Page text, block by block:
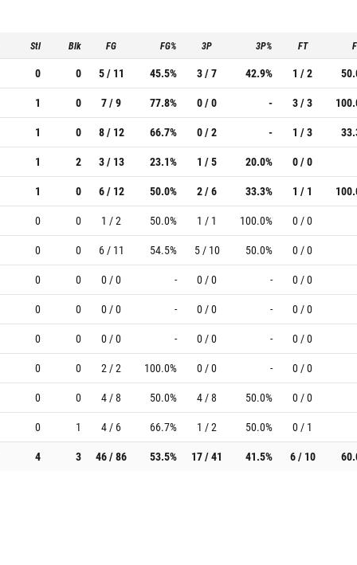
Stl Blk FG FG% 3P 3P% FT
0 0 5 / 11 45.5% 3 / 7 42.9% 1 / 2
1 0 7 / 9 77.8% 0 / 0 - 3 / 3
1 0 8 / 12 66.7% 0 / 2 - 1 / 3
1 2 3 / 13 23.1% 1 / 5 20.0% 0 / 0
1 0 6 / 12 50.0% 2 / 6 33.3% 1 / 1
0 0 1 / 2 50.0% 1 / 1 100.0% 0 / 0
0 0 6 / 11 54.5% 5 / 10 50.0% 0 / 0
0 0 0 / 0 - 0 / 0 - 0 / 0
0 0 0 / 0 - 0 / 0 - 0 / 0
0 0 0 / 0 - 0 / 0 - 0 / 0
0 0 2 / 2 100.0% 0 / 0 - 0 / 0
0 0 4 / 8 50.0% 4 / 8 50.0% 0 / 0
0 1 4 / 6 66.7% 1 / 2 50.0% 0 / 1
4 3 46 / 86 53.5% 17 / 41 41.5% 6 / 10